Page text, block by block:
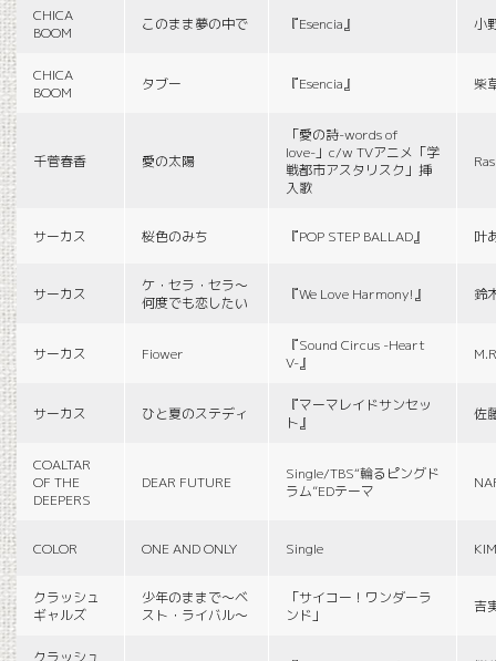
CHICA
BOOM
このまま夢の中で 『Esencia』 小
CHICA
BOOM
タブー 『Esencia』 柴
千菅春香 愛の太陽
「愛の詩-words of
love-」c/w TVアニメ「学
戦都市アスタリスク」挿
入歌
サーカス 桜色のみち 『POP STEP BALLAD』 叶
サーカス
ケ・セラ・セラ〜
何度でも恋したい
『We Love Harmony!』 鈴
サーカス Fiower
『Sound Circus -Heart
V-』
サーカス ひと夏のステディ
『マーマレイドサンセッ
ト』
佐
COALTAR
OF THE
DEEPERS
DEAR FUTURE
Single/TBS“輪るピングド
ラム”EDテーマ
COLOR ONE AND ONLY Single
クラッシュ
ギャルズ
少年のままで〜ベ
スト・ライバル〜
「サイコー！ワンダーラ
ンド」
吉
クラッシュ